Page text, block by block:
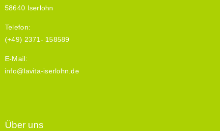
58640 Iserlohn
Telefon:
(+49) 2371- 158589
E-Mail:
info@lavita-iserlohn.de
Über uns